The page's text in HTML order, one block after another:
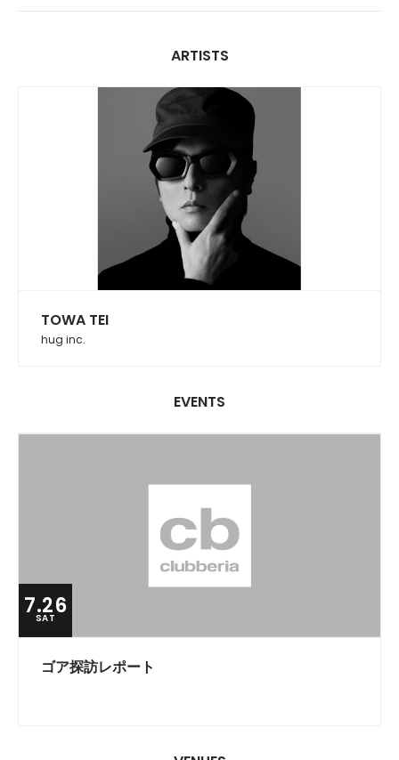
ARTISTS
TOWA TEI
hug inc.
EVENTS
7.26
SAT
ゴア探訪レポート